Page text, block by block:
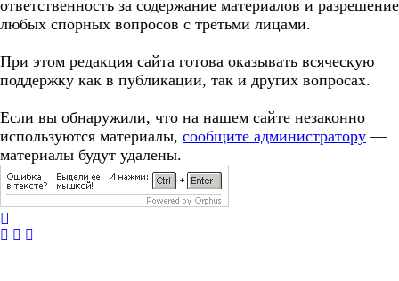
ответственность за содержание материалов и разрешение
любых спорных вопросов с третьми лицами.
При этом редакция сайта готова оказывать всяческую
поддержку как в публикации, так и других вопросах.
Если вы обнаружили, что на нашем сайте незаконно
используются материалы, сообщите администратору —
материалы будут удалены.